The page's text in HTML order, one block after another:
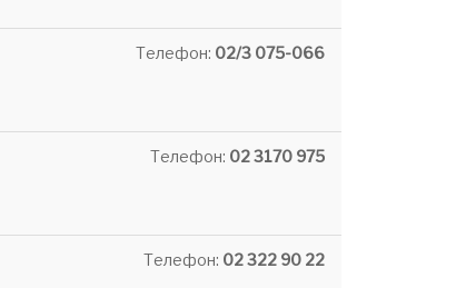
Телефон: 02/3 075-066
Телефон: 02 3170 975
Телефон: 02 322 90 22